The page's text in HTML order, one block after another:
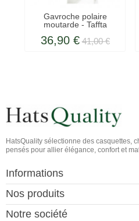
Gavroche polaire
moutarde - Taffta
36,90 € 41,00 €
HatsQuality sélectionne des casquettes,
pensés pour allier élégance, confort et
Informations
Nos produits
Notre société